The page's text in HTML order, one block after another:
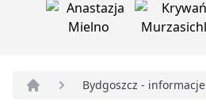
Bydgoszcz - informacje